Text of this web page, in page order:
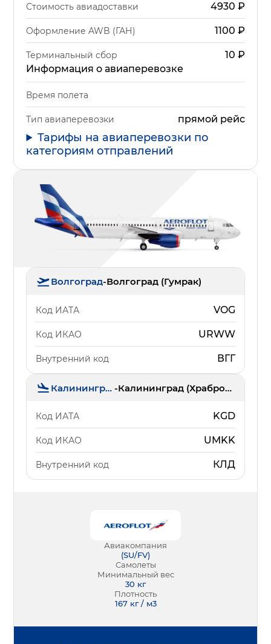
Стоимость авиадоставки 4930 ₽
Оформление AWB (ГАН) 1100 ₽
Терминальный сбор 10 ₽
Информация о авиаперевозке
Время полета
Тип авиаперевозки прямой рейс
Тарифы на авиаперевозки по
категориям отправлений
Волгоград-Волгоград (Гумрак)
Код ИАТА VOG
Код ИКАО URWW
Внутренний код ВГГ
Калининград - Калининград (Храброво)
Код ИАТА KGD
Код ИКАО UMKK
Внутренний код КЛД
Авиакомпания
(SU/FV)
Самолеты
Минимальный вес
30 кг
Плотность
167 кг / м3